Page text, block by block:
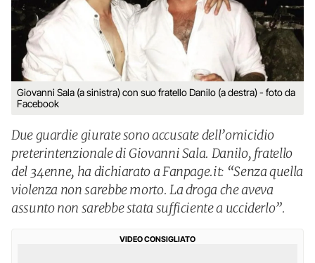
Giovanni Sala (a sinistra) con suo fratello Danilo (a destra) - foto da
Facebook
Due guardie giurate sono accusate dell’omicidio
preterintenzionale di Giovanni Sala. Danilo, fratello
del 34enne, ha dichiarato a Fanpage.it: “Senza quella
violenza non sarebbe morto. La droga che aveva
assunto non sarebbe stata sufficiente a ucciderlo”.
VIDEO CONSIGLIATO